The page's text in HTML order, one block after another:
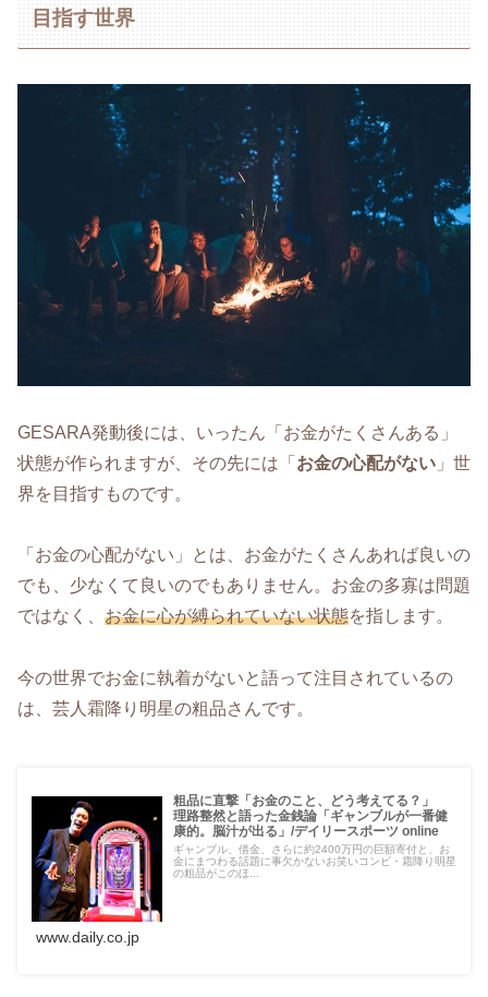
目指す世界
GESARA発動後には、いったん「お金がたくさんある」
状態が作られますが、その先には「 お金の心配がない 」世
界を目指すものです。
「お金の心配がない」とは、お金がたくさんあれば良いの
でも、少なくて良いのでもありません。お金の多寡は問題
ではなく、 お金に心が縛られていない状態を指します。
今の世界でお金に執着がないと語って注目されているの
は、芸人霜降り明星の粗品さんです。
粗品に直撃「お金のこと、どう考えてる？」
理路整然と語った金銭論「ギャンブルが一番健
康的。脳汁が出る」/デイリースポーツ online
ギャンブル、借金、さらに約2400万円の巨額寄付と、お
金にまつわる話題に事欠かないお笑いコンビ・霜降り明星
の粗品がこのほ...
www.daily.co.jp